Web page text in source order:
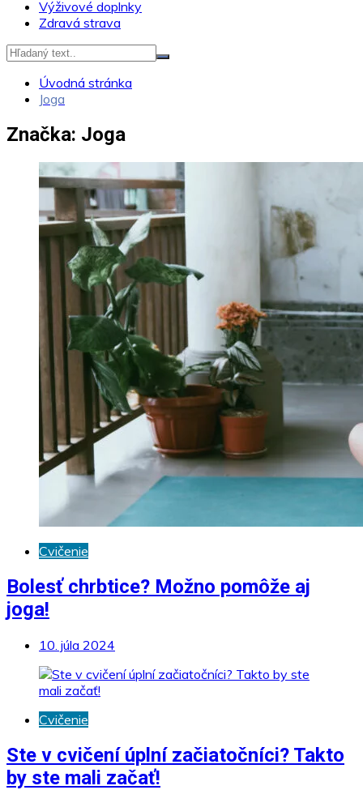
Výživové doplnky
Zdravá strava
Úvodná stránka
Joga
Značka: Joga
Cvičenie
Bolesť chrbtice? Možno pomôže aj
joga!
10. júla 2024
Cvičenie
Ste v cvičení úplní začiatočníci? Takto
by ste mali začať!